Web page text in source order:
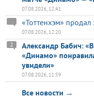
07.08.2026, 12:41
«Тоттенхэм»
07.08.2026, 12:20
Александр Бабич:
«Динамо»
увидели»
2
07.08.2026, 11:59
Все новости →